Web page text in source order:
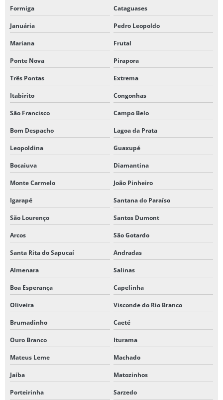
Formiga Cataguases
Januária Pedro Leopoldo
Mariana Frutal
Ponte Nova Pirapora
Três Pontas Extrema
Itabirito Congonhas
São Francisco Campo Belo
Bom Despacho Lagoa da Prata
Leopoldina Guaxupé
Bocaiuva Diamantina
Monte Carmelo João Pinheiro
Igarapé Santana do Paraíso
São Lourenço Santos Dumont
Arcos São Gotardo
Santa Rita do Sapucaí Andradas
Almenara Salinas
Boa Esperança Capelinha
Oliveira Visconde do Rio Branco
Brumadinho Caeté
Ouro Branco Iturama
Mateus Leme Machado
Jaíba Matozinhos
Porteirinha Sarzedo